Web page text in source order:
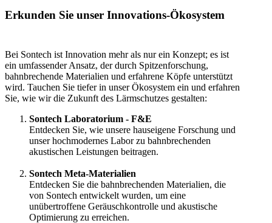
Erkunden Sie unser Innovations-Ökosystem
Bei Sontech ist Innovation mehr als nur ein Konzept; es ist
ein umfassender Ansatz, der durch Spitzenforschung,
bahnbrechende Materialien und erfahrene Köpfe unterstützt
wird. Tauchen Sie tiefer in unser Ökosystem ein und erfahren
Sie, wie wir die Zukunft des Lärmschutzes gestalten:
Sontech Laboratorium - F&E
Entdecken Sie, wie unsere hauseigene Forschung und
unser hochmodernes Labor zu bahnbrechenden
akustischen Leistungen beitragen.
Sontech Meta-Materialien
Entdecken Sie die bahnbrechenden Materialien, die
von Sontech entwickelt wurden, um eine
unübertroffene Geräuschkontrolle und akustische
Optimierung zu erreichen.